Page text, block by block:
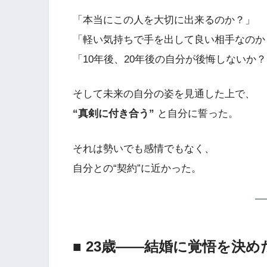
「本当にこの人を大切に出来るのか？」
「軽い気持ちで手を出して良い相手なのか
「10年後、20年後の自分が後悔しないか？
そして未来の自分の姿を見通した上で、
“真剣に付き合う” と自分に誓った。
それは勢いでも感情でもなく、
自分との“契約”に近かった。
■ 23歳――結婚に覚悟を決め